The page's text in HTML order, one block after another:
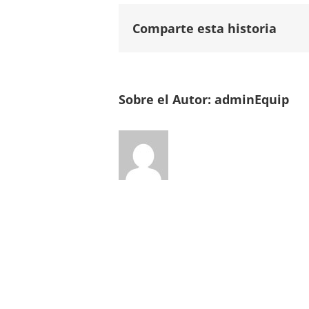
Comparte esta historia
Sobre el Autor: adminEquip